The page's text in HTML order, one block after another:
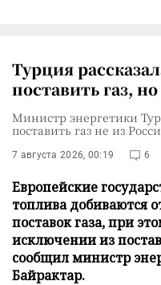
Турция
поставить газ,
Министр энергетики
поставить газ не из
7 августа 2026, 00:19 6
Европейские
топлива добиваются
поставок газа, при
исключении из
сообщил министр
Байрактар.